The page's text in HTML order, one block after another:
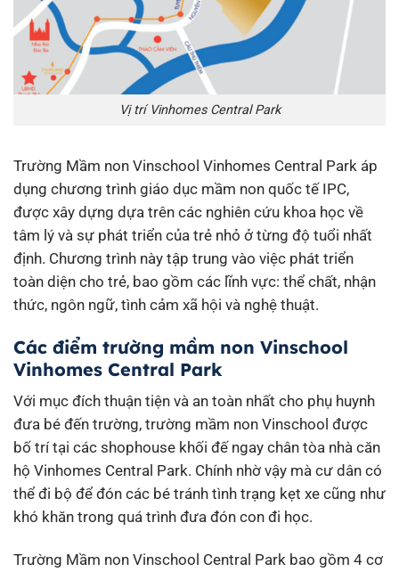
Vị trí Vinhomes Central Park
Trường Mầm non Vinschool Vinhomes Central Park áp
dụng chương trình giáo dục mầm non quốc tế IPC,
được xây dựng dựa trên các nghiên cứu khoa học về
tâm lý và sự phát triển của trẻ nhỏ ở từng độ tuổi nhất
định. Chương trình này tập trung vào việc phát triển
toàn diện cho trẻ, bao gồm các lĩnh vực: thể chất, nhận
thức, ngôn ngữ, tình cảm xã hội và nghệ thuật.
Các điểm trường mầm non Vinschool
Vinhomes Central Park
Với mục đích thuận tiện và an toàn nhất cho phụ huynh
đưa bé đến trường, trường mầm non Vinschool được
bố trí tại các shophouse khối đế ngay chân tòa nhà căn
hộ Vinhomes Central Park. Chính nhờ vậy mà cư dân có
thể đi bộ để đón các bé tránh tình trạng kẹt xe cũng như
khó khăn trong quá trình đưa đón con đi học.
Trường Mầm non Vinschool Central Park bao gồm 4 cơ